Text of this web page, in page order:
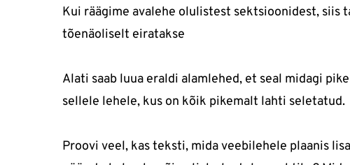
Kui räägime avalehe olulistest sektsioonidest, siis
tõenäoliselt eiratakse
Alati saab luua eraldi alamlehed, et seal midagi
sellele lehele, kus on kõik pikemalt lahti seletatud.
Proovi veel, kas teksti, mida veebilehele plaanis